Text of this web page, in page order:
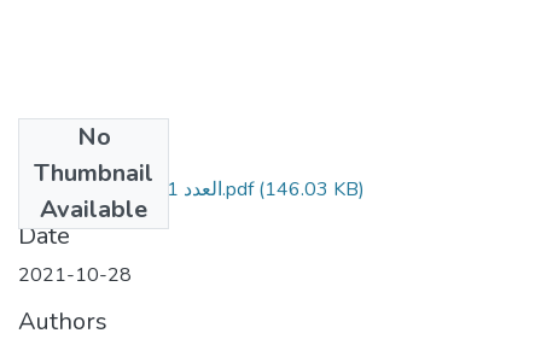
No
Thumbnail
Available
العدد 241 تابع هـ مؤمن.pdf(146.03 KB)
Date
2021-10-28
Authors